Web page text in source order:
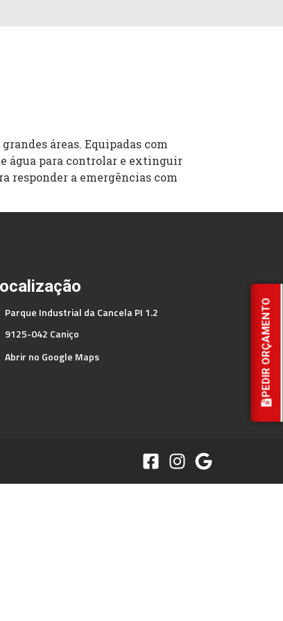
PEDIR ORÇAMENTO
áreas. Equipadas com
água para controlar e extinguir
responder a emergências com
Parque Industrial da Cancela PI 1.2
9125-042 Caniço
Abrir no Google Maps